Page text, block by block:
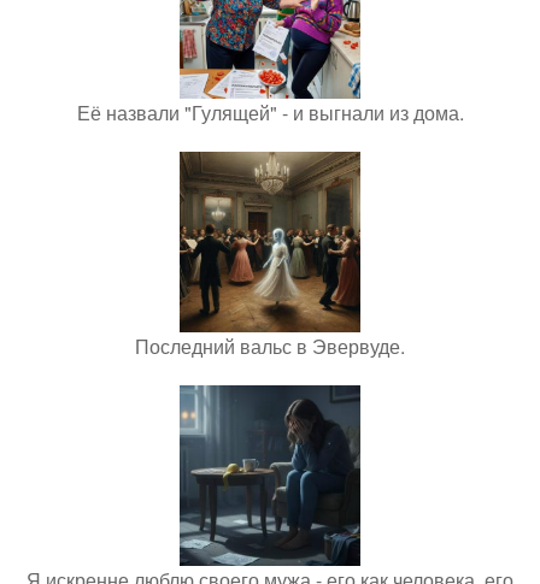
Её назвали "Гулящей" - и выгнали из дома.
Последний вальс в Эвервуде.